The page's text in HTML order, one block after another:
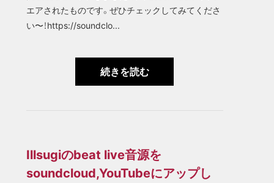
エアされたものです。ぜひチェックしてみてくださ
い〜！https://soundclo...
続きを読む
Illsugiのbeat live音源を
soundcloud,YouTubeにアップし